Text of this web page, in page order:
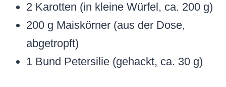
2 Karotten (in kleine Würfel, ca. 200 g)
200 g Maiskörner (aus der Dose,
abgetropft)
1 Bund Petersilie (gehackt, ca. 30 g)